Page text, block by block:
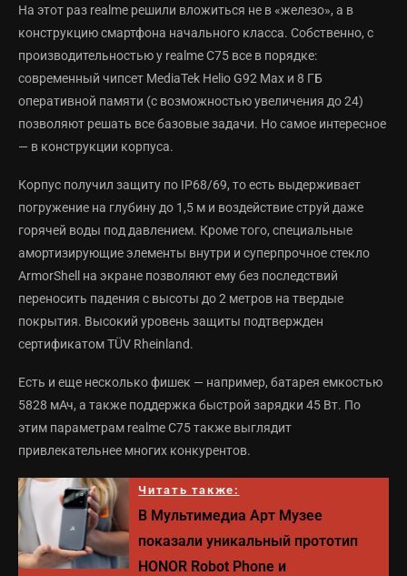
На этот раз realme решили вложиться не в «железо», а в
конструкцию смартфона начального класса. Собственно, с
производительностью у realme C75 все в порядке:
современный чипсет MediaTek Helio G92 Max и 8 ГБ
оперативной памяти (с возможностью увеличения до 24)
позволяют решать все базовые задачи. Но самое интересное
— в конструкции корпуса.
Корпус получил защиту по IP68/69, то есть выдерживает
погружение на глубину до 1,5 м и воздействие струй даже
горячей воды под давлением. Кроме того, специальные
амортизирующие элементы внутри и суперпрочное стекло
ArmorShell на экране позволяют ему без последствий
переносить падения с высоты до 2 метров на твердые
покрытия. Высокий уровень защиты подтвержден
сертификатом TÜV Rheinland.
Есть и еще несколько фишек — например, батарея емкостью
5828 мАч, а также поддержка быстрой зарядки 45 Вт. По
этим параметрам realme C75 также выглядит
привлекательнее многих конкурентов.
Читать также:
В Мультимедиа Арт Музее
показали уникальный прототип
HONOR Robot Phone и